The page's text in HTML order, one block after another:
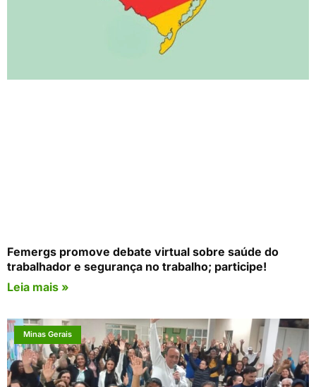
Femergs promove debate virtual sobre saúde do
trabalhador e segurança no trabalho; participe!
Leia mais »
Minas Gerais